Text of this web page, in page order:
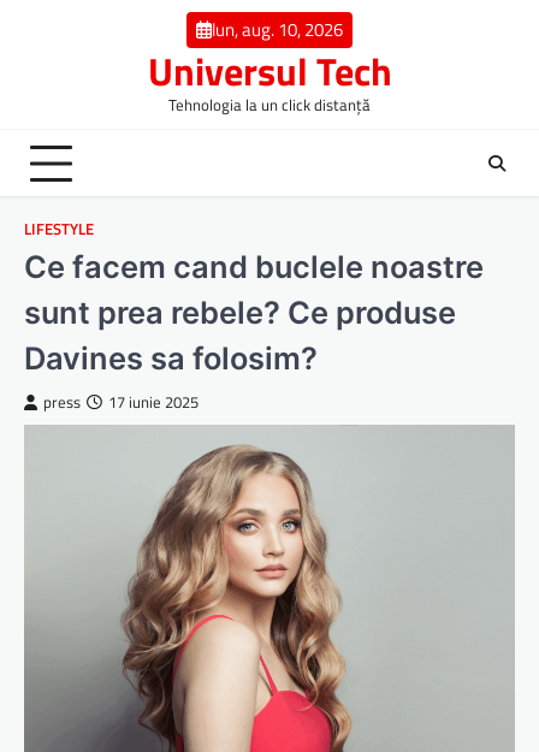
lun, aug. 10, 2026
Universul Tech
Tehnologia la un click distanță
LIFESTYLE
Ce facem cand buclele noastre
sunt prea rebele? Ce produse
Davines sa folosim?
press 17 iunie 2025